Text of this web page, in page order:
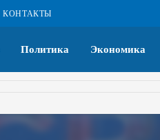
КОНТАКТЫ
Политика Экономика